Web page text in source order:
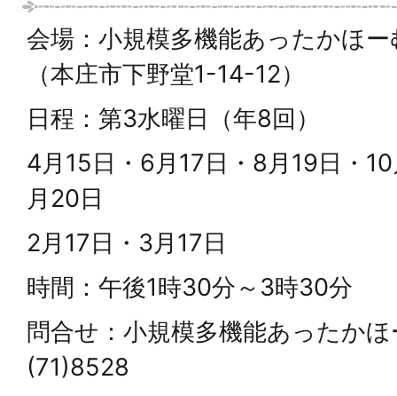
会場：小規模多機能あったかほ
（本庄市下野堂1-14-12）
日程：第3水曜日（年8回）
4月15日・6月17日・8月19日・
月20日
2月17日・3月17日
時間：午後1時30分～3時30分
問合せ：小規模多機能あったか
(71)8528